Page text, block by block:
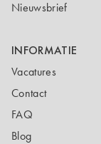
Nieuwsbrief
INFORMATIE
Vacatures
Contact
FAQ
Blog